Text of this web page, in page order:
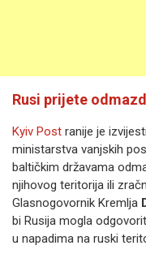
Rusi prijete
Kyiv Post ranije je
ministarstva vanjskih
baltičkim državama
njihovog teritorija ili
Glasnogovornik Kremlja
bi Rusija mogla
u napadima na ruski